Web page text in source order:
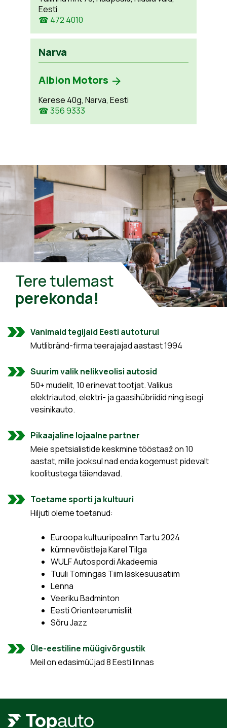
Eesti
☎ 472 4010
Narva
Albion Motors
Kerese 40g, Narva, Eesti
☎ 356 9333
Tere tulemast
perekonda!
Vanimaid tegijaid Eesti autoturul
Mutlibränd-firma teerajajad aastast 1994
Suurim valik nelikveolisi autosid
50+ mudelit, 10 erinevat tootjat. Valikus
elektriautod, elektri- ja gaasihübriidid ning isegi
vesinikauto.
Pikaajaline lojaalne partner
Meie spetsialistide keskmine tööstaaž on 10
aastat, mille jooksul nad enda kogemust pidevalt
koolitustega täiendavad.
Toetame sporti ja kultuuri
Hiljuti oleme toetanud:
Euroopa kultuuripealinn Tartu 2024
kümnevõistleja Karel Tilga
WULF Autospordi Akadeemia
Tuuli Tomingas Tiim laskesuusatiim
Lenna
Veeriku Badminton
Eesti Orienteerumisliit
Sõru Jazz
Üle-eestiline müügivõrgustik
Meil on edasimüüjad 8 Eesti linnas